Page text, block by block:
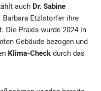
auch Dr. Sabine
Barbara Etzlstorfer ihre
Die Praxis wurde 2024 in
Gebäude bezogen und
Klima-Check durch das